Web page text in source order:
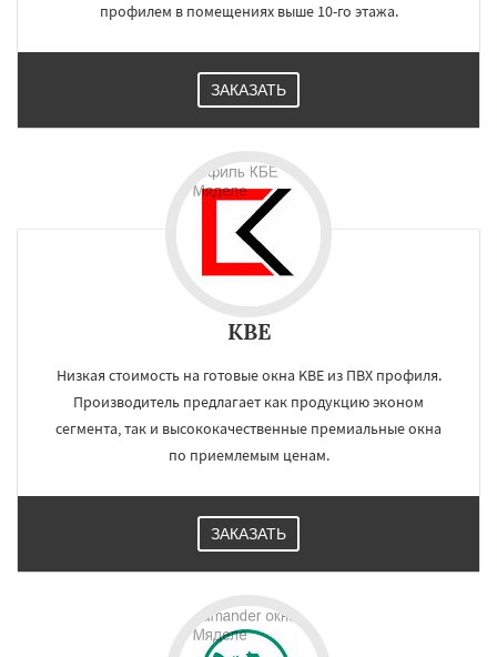
профилем в помещениях выше 10-го этажа.
ЗАКАЗАТЬ
KBE
Низкая стоимость на готовые окна KBE из ПВХ профиля.
Производитель предлагает как продукцию эконом
сегмента, так и высококачественные премиальные окна
по приемлемым ценам.
ЗАКАЗАТЬ